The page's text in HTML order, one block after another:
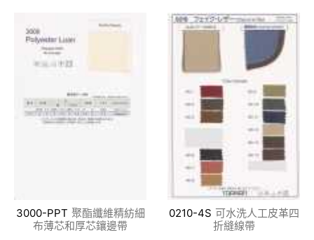
3000-PPT 聚酯纖維精紡細
布薄芯和厚芯鑲邊帶
0210-4S 可水洗人工皮革四
折縫線帶